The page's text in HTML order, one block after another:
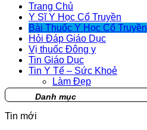
Trang Chủ
Y Sĩ Y Học Cổ Truyền
Bài Thuốc Y Học Cổ Truyền
Hỏi Đáp Giáo Dục
Vị thuốc Đông y
Tin Giáo Dục
Tin Y Tế – Sức Khoẻ
Làm Đẹp
Danh mục
Tin mới